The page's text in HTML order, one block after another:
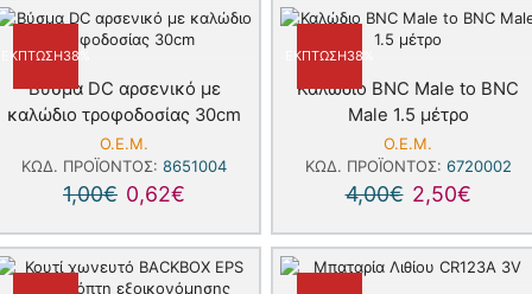
ΈΚΠΤΩΣΗ38%
Βύσμα DC αρσενικό με
καλώδιο τροφοδοσίας 30cm
Ο.Ε.Μ.
ΚΩΔ. ΠΡΟΪΌΝΤΟΣ: 8651004
1,00€ 0,62€
ΈΚΠΤΩΣΗ38%
Καλώδιο BNC Male to BNC
Male 1.5 μέτρο
Ο.Ε.Μ.
ΚΩΔ. ΠΡΟΪΌΝΤΟΣ: 6720002
4,00€ 2,50€